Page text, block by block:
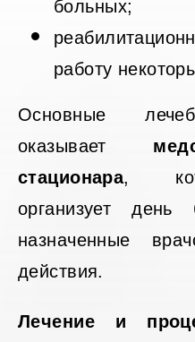
больных;
работу
Основные
оказывает
стационара,
организует день
назначенные
действия.
Лечение и